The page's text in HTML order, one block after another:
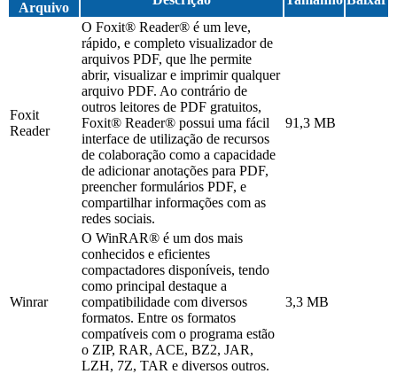
Arquivo
Foxit
Reader
O Foxit® Reader® é um leve,
rápido, e completo visualizador de
arquivos PDF, que lhe permite
abrir, visualizar e imprimir qualquer
arquivo PDF. Ao contrário de
outros leitores de PDF gratuitos,
Foxit® Reader® possui uma fácil
interface de utilização de recursos
de colaboração como a capacidade
de adicionar anotações para PDF,
preencher formulários PDF, e
compartilhar informações com as
redes sociais.
91,3 MB
Winrar
O WinRAR® é um dos mais
conhecidos e eficientes
compactadores disponíveis, tendo
como principal destaque a
compatibilidade com diversos
formatos. Entre os formatos
compatíveis com o programa estão
o ZIP, RAR, ACE, BZ2, JAR,
LZH, 7Z, TAR e diversos outros.
3,3 MB